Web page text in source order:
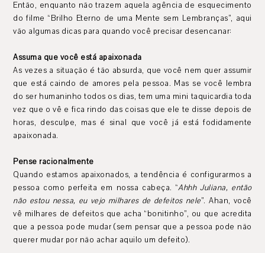
Então, enquanto não trazem aquela agência de esquecimento
do filme “Brilho Eterno de uma Mente sem Lembranças”, aqui
vão algumas dicas para quando você precisar desencanar:
Assuma que você está apaixonada
As vezes a situação é tão absurda, que você nem quer assumir
que está caindo de amores pela pessoa. Mas se você lembra
do ser humaninho todos os dias, tem uma mini taquicardia toda
vez que o vê e fica rindo das coisas que ele te disse depois de
horas, desculpe, mas é sinal que você já está fodidamente
apaixonada.
Pense racionalmente
Quando estamos apaixonados, a tendência é configurarmos a
pessoa como perfeita em nossa cabeça. “Ahhh Juliana, então
não estou nessa, eu vejo milhares de defeitos nele”. Ahan, você
vê milhares de defeitos que acha “bonitinho”, ou que acredita
que a pessoa pode mudar (sem pensar que a pessoa pode não
querer mudar por não achar aquilo um defeito).